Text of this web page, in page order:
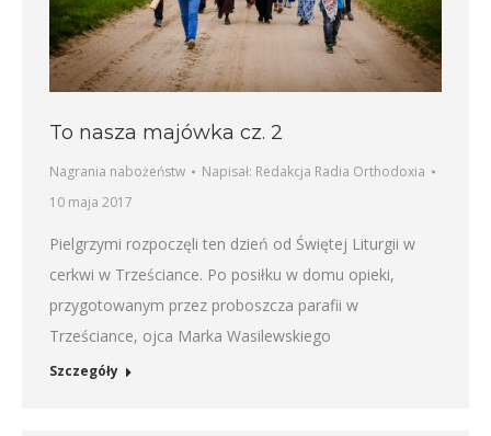
To nasza majówka cz. 2
Nagrania nabożeństw Napisał: Redakcja Radia Orthodoxia
10 maja 2017
Pielgrzymi rozpoczęli ten dzień od Świętej Liturgii w
cerkwi w Trześciance. Po posiłku w domu opieki,
przygotowanym przez proboszcza parafii w
Trześciance, ojca Marka Wasilewskiego
Szczegóły